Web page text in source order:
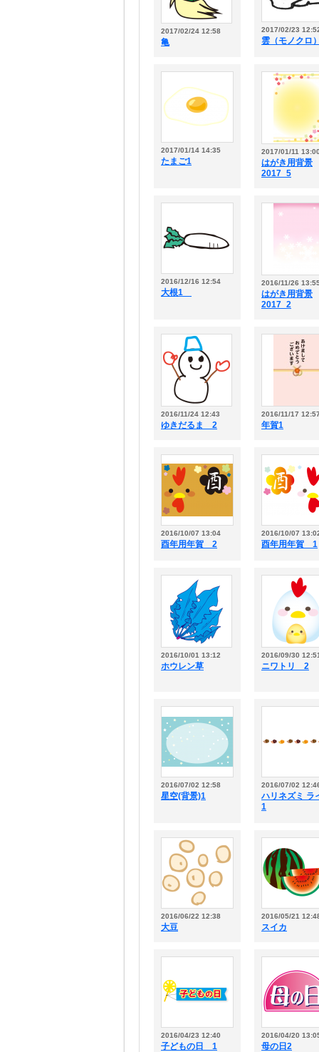
2017/02/24 12:58
亀
2017/02/23
雲（モノクロ
2017/01/14 14:35
たまご1
2017/01/11
はがき用背景
2017_5
2016/12/16 12:54
大根1
2016/11/26
はがき用背景
2017_2
2016/11/24 12:43
ゆきだるま 2
2016/11/17
年賀1
2016/10/07 13:04
酉年用年賀 2
2016/10/07
酉年用年賀 1
2016/10/01 13:12
ホウレン草
2016/09/30
ニワトリ 2
2016/07/02 12:58
星空(背景)1
2016/07/02
ハリネズミ ラ
1
2016/06/22 12:38
大豆
2016/05/21
スイカ
2016/04/23 12:40
子どもの日 1
2016/04/20
母の日2